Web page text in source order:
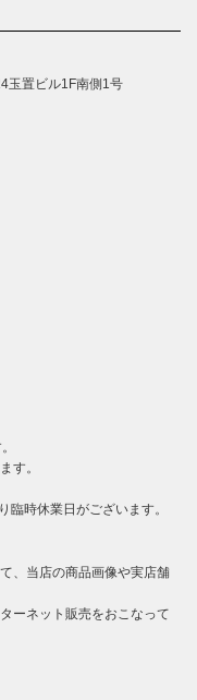
玉置ビル1F南側1号
す。
時休業日がございます。
、当店の商品画像や実店舗
ーネット販売をおこなって